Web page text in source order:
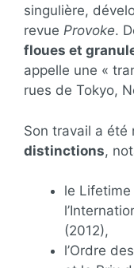
singulière,
revue Provoke.
floues et
appelle une «
rues de Tokyo,
Son travail a été
distinctions,
le
(2012),
l’Ordre